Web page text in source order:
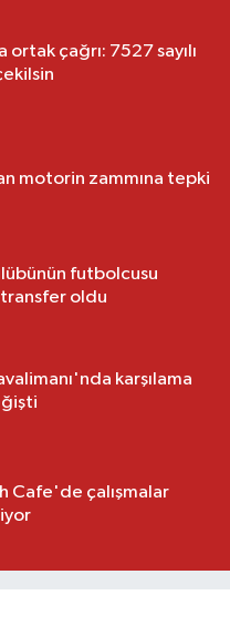
çağrı: 7527 sayılı
motorin zammına tepki
futbolcusu
transfer oldu
karşılama
Cafe'de çalışmalar